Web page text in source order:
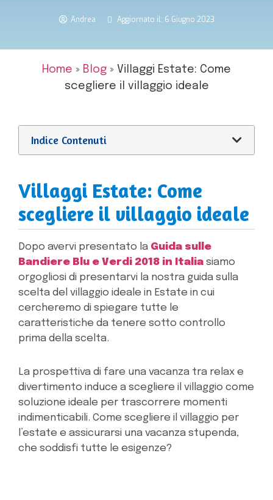
Andrea Aggiornato il: 6 Giugno 2023
Home » Blog » Villaggi Estate: Come
scegliere il villaggio ideale
Indice Contenuti
Villaggi Estate: Come
scegliere il villaggio ideale
Dopo avervi presentato la Guida sulle
Bandiere Blu e Verdi 2018 in Italia siamo
orgogliosi di presentarvi la nostra guida sulla
scelta del villaggio ideale in Estate in cui
cercheremo di spiegare tutte le
caratteristiche da tenere sotto controllo
prima della scelta.
La prospettiva di fare una vacanza tra relax e
divertimento induce a scegliere il villaggio come
soluzione ideale per trascorrere momenti
indimenticabili. Come scegliere il villaggio per
l’estate e assicurarsi una vacanza stupenda,
che soddisfi tutte le esigenze?